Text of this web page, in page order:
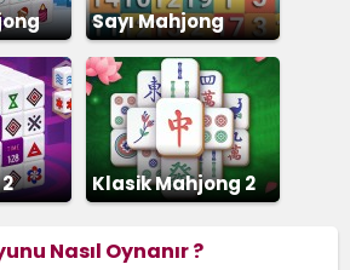
Sayı Mahjong
Klasik Mahjong 2
Nasıl Oynanır ?